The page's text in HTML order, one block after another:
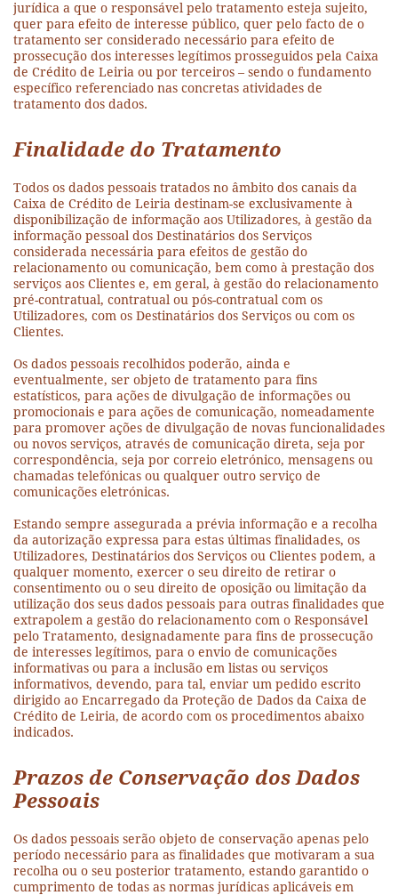
jurídica a que o responsável pelo tratamento esteja sujeito,
quer para efeito de interesse público, quer pelo facto de o
tratamento ser considerado necessário para efeito de
prossecução dos interesses legítimos prosseguidos pela Caixa
de Crédito de Leiria ou por terceiros – sendo o fundamento
específico referenciado nas concretas atividades de
tratamento dos dados.
Finalidade do Tratamento
Todos os dados pessoais tratados no âmbito dos canais da
Caixa de Crédito de Leiria destinam-se exclusivamente à
disponibilização de informação aos Utilizadores, à gestão da
informação pessoal dos Destinatários dos Serviços
considerada necessária para efeitos de gestão do
relacionamento ou comunicação, bem como à prestação dos
serviços aos Clientes e, em geral, à gestão do relacionamento
pré-contratual, contratual ou pós-contratual com os
Utilizadores, com os Destinatários dos Serviços ou com os
Clientes.
Os dados pessoais recolhidos poderão, ainda e
eventualmente, ser objeto de tratamento para fins
estatísticos, para ações de divulgação de informações ou
promocionais e para ações de comunicação, nomeadamente
para promover ações de divulgação de novas funcionalidades
ou novos serviços, através de comunicação direta, seja por
correspondência, seja por correio eletrónico, mensagens ou
chamadas telefónicas ou qualquer outro serviço de
comunicações eletrónicas.
Estando sempre assegurada a prévia informação e a recolha
da autorização expressa para estas últimas finalidades, os
Utilizadores, Destinatários dos Serviços ou Clientes podem, a
qualquer momento, exercer o seu direito de retirar o
consentimento ou o seu direito de oposição ou limitação da
utilização dos seus dados pessoais para outras finalidades que
extrapolem a gestão do relacionamento com o Responsável
pelo Tratamento, designadamente para fins de prossecução
de interesses legítimos, para o envio de comunicações
informativas ou para a inclusão em listas ou serviços
informativos, devendo, para tal, enviar um pedido escrito
dirigido ao Encarregado da Proteção de Dados da Caixa de
Crédito de Leiria, de acordo com os procedimentos abaixo
indicados.
Prazos de Conservação dos Dados
Pessoais
Os dados pessoais serão objeto de conservação apenas pelo
período necessário para as finalidades que motivaram a sua
recolha ou o seu posterior tratamento, estando garantido o
cumprimento de todas as normas jurídicas aplicáveis em